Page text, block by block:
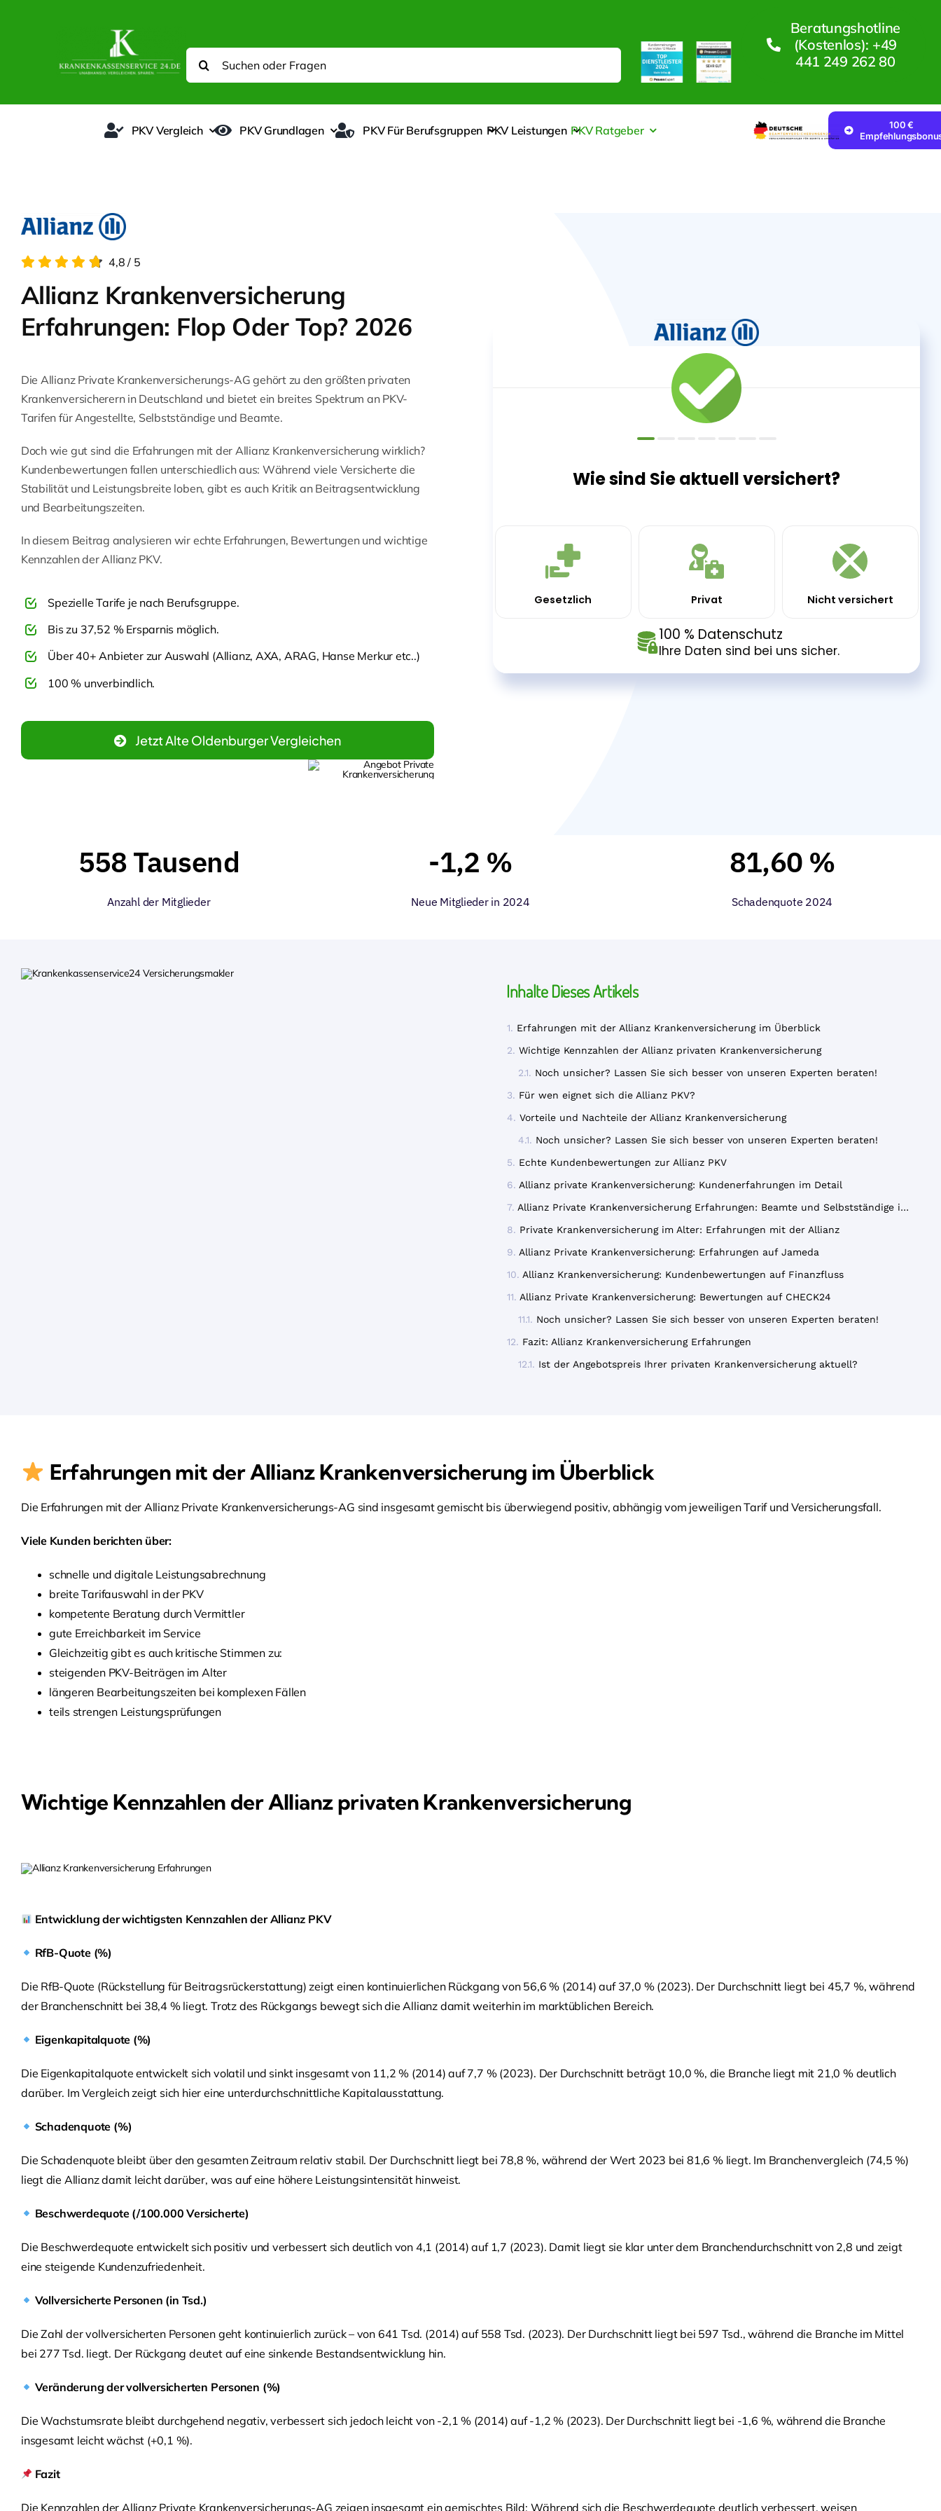
Suche
nach:
Beratungshotline
(kostenlos): +49
441 249 262 80
PKV Vergleich PKV Grundlagen PKV Für Berufsgruppen PKV Leistungen PKV Ratgeber
100 €
4,8 / 5
Allianz Krankenversicherung
Erfahrungen: Flop Oder Top? 2026
Die Allianz Private Krankenversicherungs-AG gehört zu den größten privaten
Krankenversicherern in Deutschland und bietet ein breites Spektrum an PKV-
Tarifen für Angestellte, Selbstständige und Beamte.
Doch wie gut sind die Erfahrungen mit der Allianz Krankenversicherung wirklich?
Kundenbewertungen fallen unterschiedlich aus: Während viele Versicherte die
Stabilität und Leistungsbreite loben, gibt es auch Kritik an Beitragsentwicklung
und Bearbeitungszeiten.
In diesem Beitrag analysieren wir echte Erfahrungen, Bewertungen und wichtige
Kennzahlen der Allianz PKV.
Spezielle Tarife je nach Berufsgruppe.
Bis zu 37,52 % Ersparnis möglich.
Über 40+ Anbieter zur Auswahl (Allianz, AXA, ARAG, Hanse Merkur etc..)
100 % unverbindlich.
Jetzt Alte Oldenburger Vergleichen
558 Tausend
Anzahl der Mitglieder
-1,2 %
Neue Mitglieder in 2024
81,60 %
Schadenquote 2024
Inhalte Dieses Artikels
Erfahrungen mit der Allianz Krankenversicherung im Überblick
Wichtige Kennzahlen der Allianz privaten Krankenversicherung
Noch unsicher? Lassen Sie sich besser von unseren Experten beraten!
Für wen eignet sich die Allianz PKV?
Vorteile und Nachteile der Allianz Krankenversicherung
Noch unsicher? Lassen Sie sich besser von unseren Experten beraten!
Echte Kundenbewertungen zur Allianz PKV
Allianz private Krankenversicherung: Kundenerfahrungen im Detail
Allianz Private Krankenversicherung Erfahrungen: Beamte und Selbstständige im Fokus
Private Krankenversicherung im Alter: Erfahrungen mit der Allianz
Allianz Private Krankenversicherung: Erfahrungen auf Jameda
Allianz Krankenversicherung: Kundenbewertungen auf Finanzfluss
Allianz Private Krankenversicherung: Bewertungen auf CHECK24
Noch unsicher? Lassen Sie sich besser von unseren Experten beraten!
Fazit: Allianz Krankenversicherung Erfahrungen
Ist der Angebotspreis Ihrer privaten Krankenversicherung aktuell?
Erfahrungen mit der Allianz Krankenversicherung im Überblick
Die Erfahrungen mit der Allianz Private Krankenversicherungs-AG sind insgesamt gemischt bis überwiegend positiv, abhängig vom jeweiligen Tarif und Versicherungsfall.
Viele Kunden berichten über:
schnelle und digitale Leistungsabrechnung
breite Tarifauswahl in der PKV
kompetente Beratung durch Vermittler
gute Erreichbarkeit im Service
Gleichzeitig gibt es auch kritische Stimmen zu:
steigenden PKV-Beiträgen im Alter
längeren Bearbeitungszeiten bei komplexen Fällen
teils strengen Leistungsprüfungen
Wichtige Kennzahlen der Allianz privaten Krankenversicherung
Entwicklung der wichtigsten Kennzahlen der Allianz PKV
RfB-Quote (%)
Die RfB-Quote (Rückstellung für Beitragsrückerstattung) zeigt einen kontinuierlichen Rückgang von 56,6 % (2014) auf 37,0 % (2023). Der Durchschnitt liegt bei 45,7 %, während
der Branchenschnitt bei 38,4 % liegt. Trotz des Rückgangs bewegt sich die Allianz damit weiterhin im marktüblichen Bereich.
Eigenkapitalquote (%)
Die Eigenkapitalquote entwickelt sich volatil und sinkt insgesamt von 11,2 % (2014) auf 7,7 % (2023). Der Durchschnitt beträgt 10,0 %, die Branche liegt mit 21,0 % deutlich
darüber. Im Vergleich zeigt sich hier eine unterdurchschnittliche Kapitalausstattung.
Schadenquote (%)
Die Schadenquote bleibt über den gesamten Zeitraum relativ stabil. Der Durchschnitt liegt bei 78,8 %, während der Wert 2023 bei 81,6 % liegt. Im Branchenvergleich (74,5 %)
liegt die Allianz damit leicht darüber, was auf eine höhere Leistungsintensität hinweist.
Beschwerdequote (/100.000 Versicherte)
Die Beschwerdequote entwickelt sich positiv und verbessert sich deutlich von 4,1 (2014) auf 1,7 (2023). Damit liegt sie klar unter dem Branchendurchschnitt von 2,8 und zeigt
eine steigende Kundenzufriedenheit.
Vollversicherte Personen (in Tsd.)
Die Zahl der vollversicherten Personen geht kontinuierlich zurück – von 641 Tsd. (2014) auf 558 Tsd. (2023). Der Durchschnitt liegt bei 597 Tsd., während die Branche im Mittel
bei 277 Tsd. liegt. Der Rückgang deutet auf eine sinkende Bestandsentwicklung hin.
Veränderung der vollversicherten Personen (%)
Die Wachstumsrate bleibt durchgehend negativ, verbessert sich jedoch leicht von -2,1 % (2014) auf -1,2 % (2023). Der Durchschnitt liegt bei -1,6 %, während die Branche
insgesamt leicht wächst (+0,1 %).
Fazit
Die Kennzahlen der Allianz Private Krankenversicherungs-AG zeigen insgesamt ein gemischtes Bild: Während sich die Beschwerdequote deutlich verbessert, weisen